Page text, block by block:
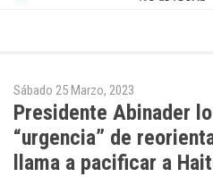
Sábado 25 Marzo, 2023
Presidente Abinader
“urgencia” de
llama a pacificar a